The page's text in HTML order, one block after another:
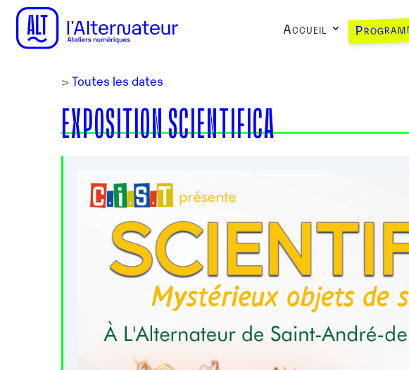
Accueil
> Toutes les dates
EXPOSITION SCIENTIFICA